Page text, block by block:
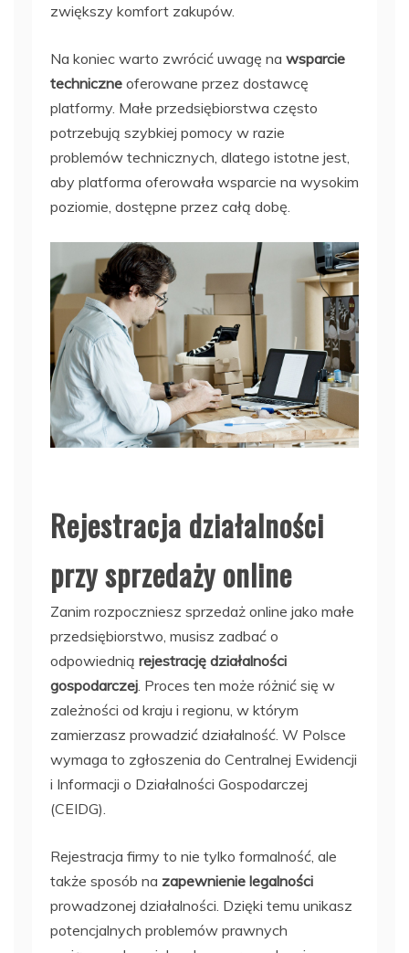
zwiększy komfort zakupów.
Na koniec warto zwrócić uwagę na wsparcie
techniczne oferowane przez dostawcę
platformy. Małe przedsiębiorstwa często
potrzebują szybkiej pomocy w razie
problemów technicznych, dlatego istotne jest,
aby platforma oferowała wsparcie na wysokim
poziomie, dostępne przez całą dobę.
Rejestracja działalności
przy sprzedaży online
Zanim rozpoczniesz sprzedaż online jako małe
przedsiębiorstwo, musisz zadbać o
odpowiednią rejestrację działalności
gospodarczej. Proces ten może różnić się w
zależności od kraju i regionu, w którym
zamierzasz prowadzić działalność. W Polsce
wymaga to zgłoszenia do Centralnej Ewidencji
i Informacji o Działalności Gospodarczej
(CEIDG).
Rejestracja firmy to nie tylko formalność, ale
także sposób na zapewnienie legalności
prowadzonej działalności. Dzięki temu unikasz
potencjalnych problemów prawnych